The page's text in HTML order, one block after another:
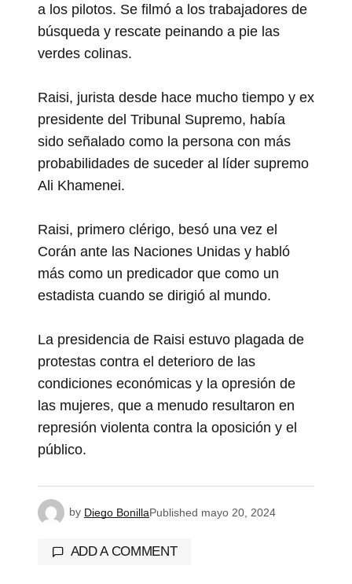
a los pilotos. Se filmó a los trabajadores de
búsqueda y rescate peinando a pie las
verdes colinas.
Raisi, jurista desde hace mucho tiempo y ex
presidente del Tribunal Supremo, había
sido señalado como la persona con más
probabilidades de suceder al líder supremo
Ali Khamenei.
Raisi, primero clérigo, besó una vez el
Corán ante las Naciones Unidas y habló
más como un predicador que como un
estadista cuando se dirigió al mundo.
La presidencia de Raisi estuvo plagada de
protestas contra el deterioro de las
condiciones económicas y la opresión de
las mujeres, que a menudo resultaron en
represión violenta contra la oposición y el
público.
by Diego BonillaPublished mayo 20, 2024
ADD A COMMENT